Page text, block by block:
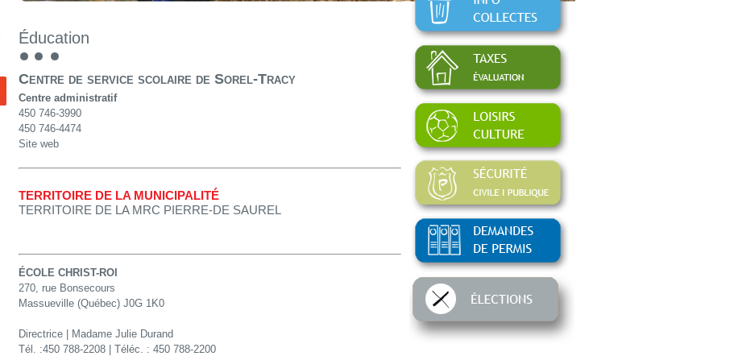
Éducation
Centre de service scolaire de Sorel-Tracy
Centre administratif
450 746-3990
450 746-4474
Site web
TERRITOIRE DE LA MUNICIPALITÉ
TERRITOIRE DE LA MRC PIERRE-DE SAUREL
ÉCOLE CHRIST-ROI
270, rue Bonsecours
Massueville (Québec) J0G 1K0
Directrice | Madame Julie Durand
Tél. :450 788-2208 | Téléc. : 450 788-2200